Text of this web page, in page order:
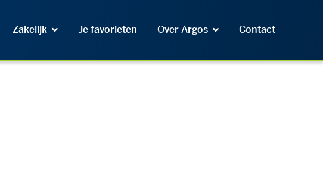
Zakelijk Je favorieten Over Argos Contact